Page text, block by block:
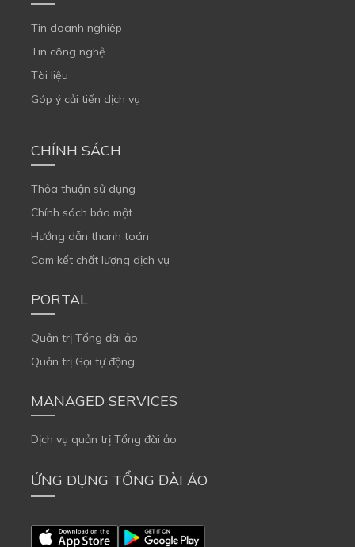
Tin doanh nghiệp
Tin công nghệ
Tài liệu
Góp ý cải tiến dịch vụ
CHÍNH SÁCH
Thỏa thuận sử dụng
Chính sách bảo mật
Hướng dẫn thanh toán
Cam kết chất lượng dịch vụ
PORTAL
Quản trị Tổng đài ảo
Quản trị Gọi tự động
MANAGED SERVICES
Dịch vụ quản trị Tổng đài ảo
ỨNG DỤNG TỔNG ĐÀI ẢO